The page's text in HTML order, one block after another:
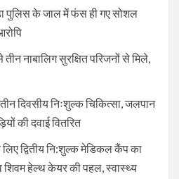
केयर की पहल, स्वास्थ्य सेवाओं
साथ शिवभक्तों की सेवा का संकल्प*
में संगठन विस्तार और सेवा कार्यों
जोर
पुलिस के जाल में फंस ही गए सोशल
नाबालिग सुरक्षित परिजनों से मिले,
दिवसीय निःशुल्क चिकित्सा, जलपान
की दवाई वितरित
द्वितीय नि:शुल्क मेडिकल कैंप का
हेल्थ केयर की पहल, स्वास्थ्य